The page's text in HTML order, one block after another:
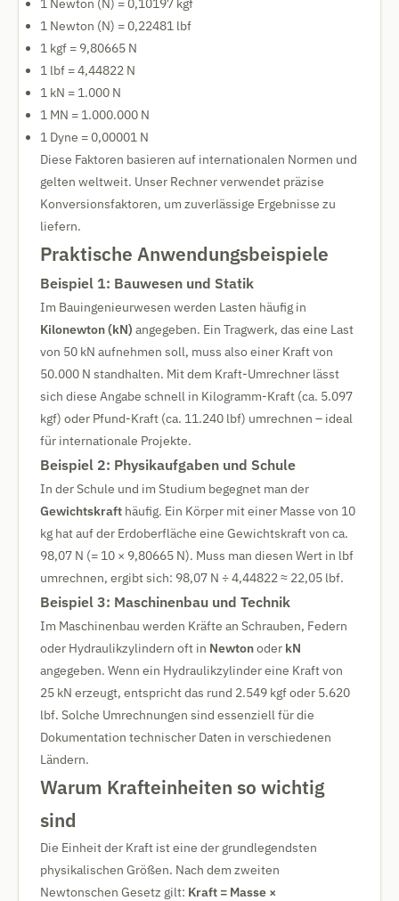
1 Newton (N) = 0,10197 kgf
1 Newton (N) = 0,22481 lbf
1 kgf = 9,80665 N
1 lbf = 4,44822 N
1 kN = 1.000 N
1 MN = 1.000.000 N
1 Dyne = 0,00001 N
Diese Faktoren basieren auf internationalen Normen und
gelten weltweit. Unser Rechner verwendet präzise
Konversionsfaktoren, um zuverlässige Ergebnisse zu
liefern.
Praktische Anwendungsbeispiele
Beispiel 1: Bauwesen und Statik
Im Bauingenieurwesen werden Lasten häufig in
Kilonewton (kN) angegeben. Ein Tragwerk, das eine Last
von 50 kN aufnehmen soll, muss also einer Kraft von
50.000 N standhalten. Mit dem Kraft-Umrechner lässt
sich diese Angabe schnell in Kilogramm-Kraft (ca. 5.097
kgf) oder Pfund-Kraft (ca. 11.240 lbf) umrechnen – ideal
für internationale Projekte.
Beispiel 2: Physikaufgaben und Schule
In der Schule und im Studium begegnet man der
Gewichtskraft häufig. Ein Körper mit einer Masse von 10
kg hat auf der Erdoberfläche eine Gewichtskraft von ca.
98,07 N (= 10 × 9,80665 N). Muss man diesen Wert in lbf
umrechnen, ergibt sich: 98,07 N ÷ 4,44822 ≈ 22,05 lbf.
Beispiel 3: Maschinenbau und Technik
Im Maschinenbau werden Kräfte an Schrauben, Federn
oder Hydraulikzylindern oft in Newtonoder kN
angegeben. Wenn ein Hydraulikzylinder eine Kraft von
25 kN erzeugt, entspricht das rund 2.549 kgf oder 5.620
lbf. Solche Umrechnungen sind essenziell für die
Dokumentation technischer Daten in verschiedenen
Ländern.
Warum Krafteinheiten so wichtig
sind
Die Einheit der Kraft ist eine der grundlegendsten
physikalischen Größen. Nach dem zweiten
Newtonschen Gesetz gilt: Kraft = Masse ×